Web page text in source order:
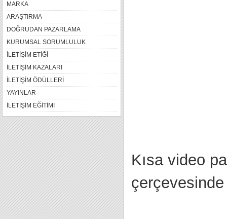
Kısa video
çerçevesinde
MARKA
ARAŞTIRMA
DOĞRUDAN PAZARLAMA
KURUMSAL SORUMLULUK
İLETİŞİM ETİĞİ
İLETİŞİM KAZALARI
İLETİŞİM ÖDÜLLERİ
YAYINLAR
İLETİŞİM EĞİTİMİ